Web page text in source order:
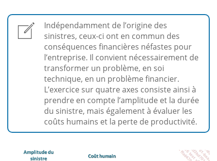
Indépendamment de l’origine des
sinistres, ceux-ci ont en commun des
conséquences financières néfastes pour
l’entreprise. Il convient nécessairement de
transformer un problème, en soi
technique, en un problème financier.
L’exercice sur quatre axes consiste ainsi à
prendre en compte l’amplitude et la durée
du sinistre, mais également à évaluer les
coûts humains et la perte de productivité.